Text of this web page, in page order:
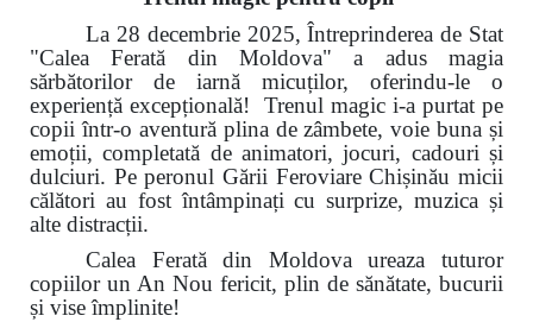
La 28 decembrie 2025, Întreprinderea de Stat
"Calea Ferată din Moldova" a adus magia
sărbătorilor de iarnă micuților, oferindu-le o
experiență excepțională! Trenul magic i-a purtat pe
copii într-o aventură plina de zâmbete, voie buna și
emoții, completată de animatori, jocuri, cadouri și
dulciuri. Pe peronul Gării Feroviare Chișinău micii
călători au fost întâmpinați cu surprize, muzica și
alte distracții.
Calea Ferată din Moldova ureaza tuturor
copiilor un An Nou fericit, plin de sănătate, bucurii
și vise împlinite!